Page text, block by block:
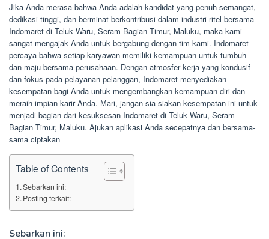
Jika Anda merasa bahwa Anda adalah kandidat yang penuh semangat,
dedikasi tinggi, dan berminat berkontribusi dalam industri ritel bersama
Indomaret di Teluk Waru, Seram Bagian Timur, Maluku, maka kami
sangat mengajak Anda untuk bergabung dengan tim kami. Indomaret
percaya bahwa setiap karyawan memiliki kemampuan untuk tumbuh
dan maju bersama perusahaan. Dengan atmosfer kerja yang kondusif
dan fokus pada pelayanan pelanggan, Indomaret menyediakan
kesempatan bagi Anda untuk mengembangkan kemampuan diri dan
meraih impian karir Anda. Mari, jangan sia-siakan kesempatan ini untuk
menjadi bagian dari kesuksesan Indomaret di Teluk Waru, Seram
Bagian Timur, Maluku. Ajukan aplikasi Anda secepatnya dan bersama-
sama ciptakan
Table of Contents
Sebarkan ini:
Posting terkait:
Sebarkan ini: